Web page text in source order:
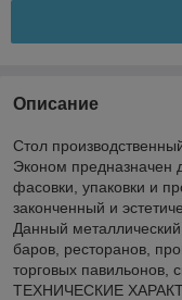
Описание
Стол
Эконом предназначен
фасовки, упаковки и
законченный и
Данный
баров, ресторанов,
торговых павильонов,
ТЕХНИЧЕСКИЕ